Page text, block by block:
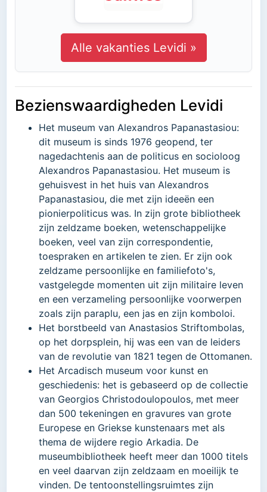
Alle vakanties Levidi »
Bezienswaardigheden Levidi
Het museum van Alexandros Papanastasiou:
dit museum is sinds 1976 geopend, ter
nagedachtenis aan de politicus en socioloog
Alexandros Papanastasiou. Het museum is
gehuisvest in het huis van Alexandros
Papanastasiou, die met zijn ideeën een
pionierpoliticus was. In zijn grote bibliotheek
zijn zeldzame boeken, wetenschappelijke
boeken, veel van zijn correspondentie,
toespraken en artikelen te zien. Er zijn ook
zeldzame persoonlijke en familiefoto's,
vastgelegde momenten uit zijn militaire leven
en een verzameling persoonlijke voorwerpen
zoals zijn paraplu, een jas en zijn komboloi.
Het borstbeeld van Anastasios Striftombolas,
op het dorpsplein, hij was een van de leiders
van de revolutie van 1821 tegen de Ottomanen.
Het Arcadisch museum voor kunst en
geschiedenis: het is gebaseerd op de collectie
van Georgios Christodoulopoulos, met meer
dan 500 tekeningen en gravures van grote
Europese en Griekse kunstenaars met als
thema de wijdere regio Arkadia. De
museumbibliotheek heeft meer dan 1000 titels
en veel daarvan zijn zeldzaam en moeilijk te
vinden. De tentoonstellingsruimtes zijn